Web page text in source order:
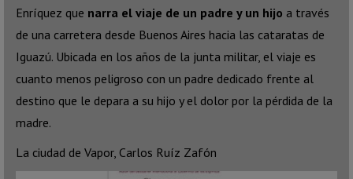
Enríquez que narra el viaje de un padre y un hijo a través
de una carretera desde Buenos Aires hacia las cataratas de
Iguazú. Ubicada en los años de la junta militar, el viaje es
cuanto menos peligroso con un padre dedicado frente al
destino que le depara a su hijo y el dolor por la pérdida de la
madre.
La ciudad de Vapor, Carlos Ruíz Zafón